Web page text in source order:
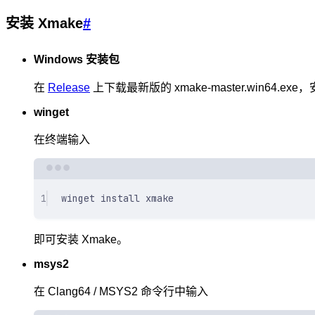
安装 Xmake#
Windows 安装包
在 Release 上下载最新版的 xmake-master.win64.exe，
winget
在终端输入
1 winget install xmake
即可安装 Xmake。
msys2
在 Clang64 / MSYS2 命令行中输入